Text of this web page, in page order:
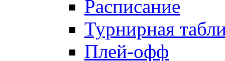
Расписание
Турнирная
Плей-офф